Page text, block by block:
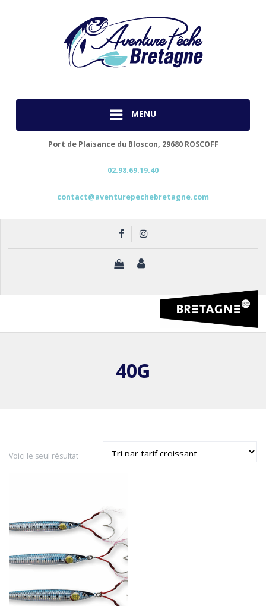
MENU
Port de Plaisance du Bloscon, 29680 ROSCOFF
02.98.69.19.40
contact@aventurepechebretagne.com
40G
Voici le seul résultat